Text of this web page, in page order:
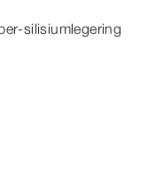
​silisiumlegering